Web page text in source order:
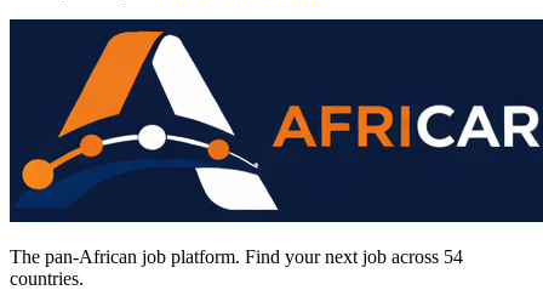
The pan-African job platform. Find your next job across 54
countries.